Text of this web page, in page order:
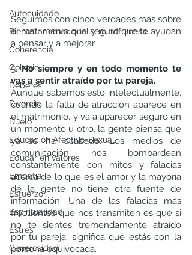
Autocuidado
Bienestar emocional y mindfulness
Coherencia
Colegio
Deberes
Divorcio
Duelo
Educación Afectivo-Sexual
Educar en valores
Empatía
Esfuerzo
Espiritualidad
Estrés
Generosidad
Seguimos con cinco verdades más sobre
el matrimonio que seguro que te ayudan
a pensar y a mejorar.
5. No siempre y en todo momento te
vas a sentir atraído por tu pareja.
Aunque sabemos esto intelectualmente,
cuando la falta de atracción aparece en
el matrimonio, y va a aparecer seguro en
un momento u otro, la gente piensa que
ya se ha acabado. Los medios de
comunicación nos bombardean
constantemente con mitos y falacias
acerca de lo que es el amor y la mayoría
de la gente no tiene otra fuente de
información. Una de las falacias más
frecuentes que nos transmiten es que si
no te sientes tremendamente atraído
por tu pareja, significa que estás con la
persona equivocada.